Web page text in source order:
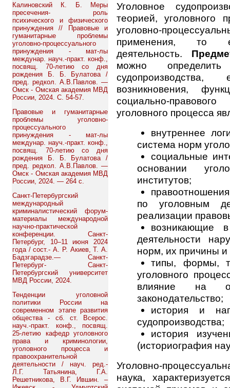
Калиновский К. Б. Меры
пресечения- роль
психического и физического
принуждения // Правовые и
гуманитарные проблемы
уголовно-процессуального
принуждения - мат-лы
междунар. науч.-практ. конф.,
посвящ. 70-летию со дня
рождения Б. Б. Булатова /
пред. редкол. А.В.Павлов. —
Омск - Омская академия МВД
России, 2024. С. 54-57.
Правовые и гуманитарные
проблемы уголовно-
процессуального
принуждения - мат-лы
междунар. науч.-практ. конф.,
посвящ. 70-летию со дня
рождения Б. Б. Булатова /
пред. редкол. А.В.Павлов. —
Омск - Омская академия МВД
России, 2024. — 264 с.
Санкт-Петербургский
международный
криминалистический форум-
материалы международной
научно-практической
конференции. Санкт-
Петербург, 10–11 июня 2024
года / сост.- А. Р. Акиев, Т. А.
Бадзгарадзе.— Санкт-
Петербург- Санкт-
Петербургский университет
МВД России, 2024.
Тенденции уголовной
политики России на
современном этапе развития
общества - сб. ст. Всерос.
науч.-практ. конф., посвящ.
25-летию кафедр уголовного
права и криминологии,
уголовного процесса и
правоохранительной
деятельности / науч. ред.-
Л.Г. Татьянина, Г.А.
Решетникова, В.Г. Ившин. –
Уголовное
теорией, уголовного
уголовно-
применения, то
деятельность.
можно
возникновения,
социально-
уголовного процесса
внутреннее
система норм
социальные
основании
институтов;
по уголовным
реализации
возникающие в
деятельности
норм, их причины
типы, формы,
уголовного
влияние на
законодательство;
история и
судопроизводства;
история
(историография
Уголовно-
наука,